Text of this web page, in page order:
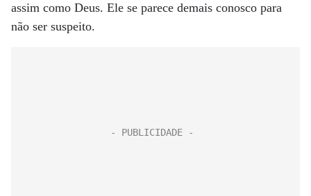
assim como Deus. Ele se parece demais conosco para
não ser suspeito.